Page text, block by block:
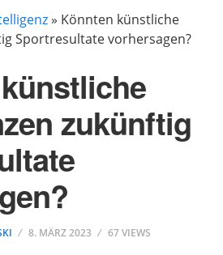
» Könnten künstliche
Sportresultate vorhersagen?
zukünftig
8. MÄRZ 2023 67 VIEWS